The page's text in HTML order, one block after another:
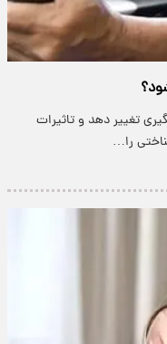
تغییر دهد و تاثیرات
را…